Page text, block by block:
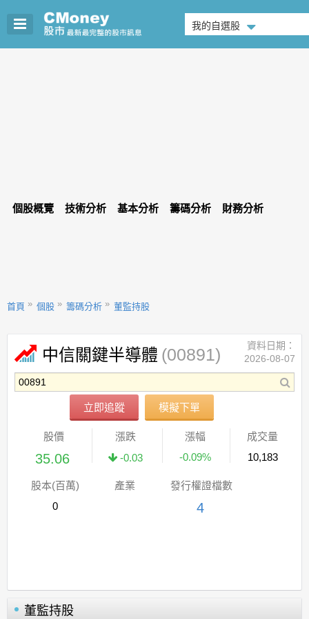
我的自選股
個股概覽 技術分析 基本分析 籌碼分析 財務分析
首頁 個股 籌碼分析 董監持股
中信關鍵半導體 (00891)
立即追蹤 模擬下單
資料日期：
2026-08-07
股價
35.06
漲跌
-0.03
漲幅
-0.09%
成交量
10,183
股本(百萬)
0
產業 發行權證檔數
4
董監持股